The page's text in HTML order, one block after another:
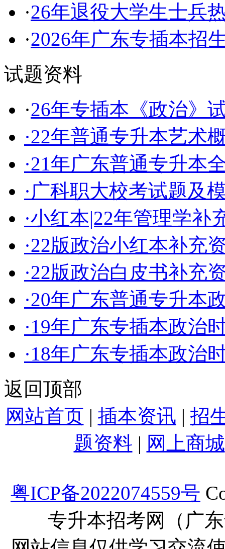
·26年退役大学生士兵
·2026年广东专插本招
试题资料
·26年专插本《政治》
·22年普通专升本艺术
·21年广东普通专升本
·广科职大校考试题及
·小红本|22年管理学补
·22版政治小红本补充
·22版政治白皮书补充
·20年广东普通专升本
·19年广东专插本政治
·18年广东专插本政治
返回顶部
网站首页 | 插本资讯 | 招
题资料 | 网上商城
粤ICP备2022074559号
专升本招考网（广